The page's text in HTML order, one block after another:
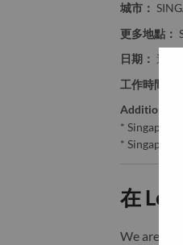
城市：
更多地點：
日期： 週五,
工作時間：
Additional
* Singapore
* Singapore
在
We are